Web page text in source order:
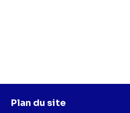
Plan du site